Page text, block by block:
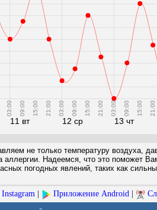
11 вт
03:00 09:00 15:00 21:00
12 ср
03:00 09:00 15:00 21:00
13 чт
03:00 09:00 15:00 21:00
не только температуру воздуха,
аллергии. Надеемся, что это поможет
погодных явлений, таких как
Instagram Приложение Android